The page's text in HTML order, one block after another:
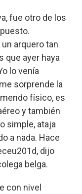
fue otro de los
arquero tan
que ayer haya
lo venía
sorprende la
físico, es
y también
simple, ataja
a nada. Hace
dijo
belga.
con nivel